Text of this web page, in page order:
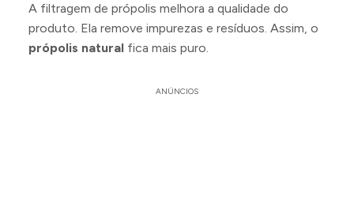
A filtragem de própolis melhora a qualidade do
produto. Ela remove impurezas e resíduos. Assim, o
própolis natural fica mais puro.
ANÚNCIOS